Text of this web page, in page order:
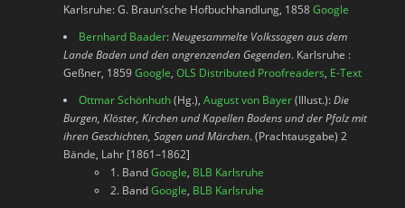
Karlsruhe: G. Braun’sche Hofbuchhandlung, 1858Google
Bernhard Baader:Neugesammelte Volkssagen aus dem
Lande Baden und den angrenzenden Gegenden. Karlsruhe :
Geßner, 1859Google,OLS Distributed Proofreaders, E-Text
Ottmar Schönhuth(Hg.),August von Bayer(Illust.):Die
Burgen, Klöster, Kirchen und Kapellen Badens und der Pfalz mit
ihren Geschichten, Sagen und Märchen. (Prachtausgabe) 2
Bände, Lahr [1861–1862]
1. BandGoogle, BLB Karlsruhe
2. BandGoogle, BLB Karlsruhe